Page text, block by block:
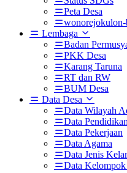
Peta Desa
Lembaga
Badan
PKK Desa
Karang Taruna
RT dan RW
BUM Desa
Data Desa
Data Wilayah
Data
Data Pekerjaan
Data Agama
Data Jenis
Data